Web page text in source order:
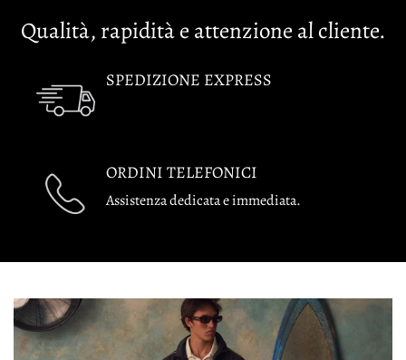
Qualità, rapidità e attenzione al cliente.
SPEDIZIONE EXPRESS
ORDINI TELEFONICI
Assistenza dedicata e immediata.